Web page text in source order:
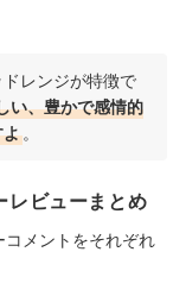
レンジが特徴で
い、豊かで感情的
よ 。
レビューまとめ
メントをそれぞれ